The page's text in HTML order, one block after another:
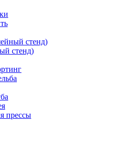
стенд)
стенд)
прессы